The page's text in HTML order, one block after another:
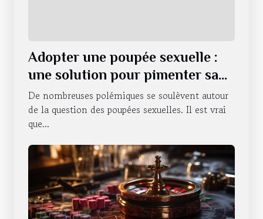
Adopter une poupée sexuelle :
une solution pour pimenter sa
vie sexuelle ?
De nombreuses polémiques se soulèvent autour
de la question des poupées sexuelles. Il est vrai
que...